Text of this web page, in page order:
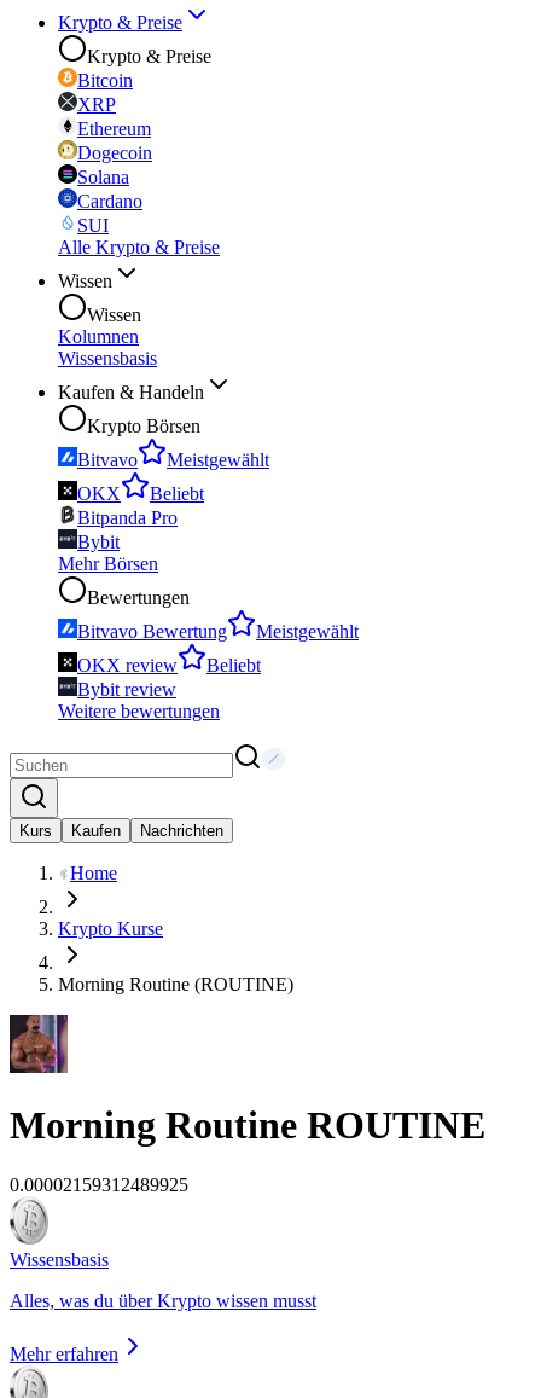
Krypto & Preise
Krypto & Preise
Bitcoin
XRP
Ethereum
Dogecoin
Solana
Cardano
SUI
Alle Krypto & Preise
Wissen
Wissen
Kolumnen
Wissensbasis
Kaufen & Handeln
Krypto Börsen
Bitvavo
Meistgewählt
OKX
Beliebt
Bitpanda Pro
Bybit
Mehr Börsen
Bewertungen
Bitvavo Bewertung
Meistgewählt
OKX review
Beliebt
Bybit review
Weitere bewertungen
Kurs Kaufen Nachrichten
Home
Krypto Kurse
Morning Routine (ROUTINE)
Morning Routine ROUTINE
0.00002159312489925
Wissensbasis
Alles, was du über Krypto wissen musst
Mehr erfahren